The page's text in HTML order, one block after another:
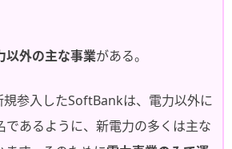
以外の主な事業がある。
参入したSoftBankは、電力以外に
であるように、新電力の多くは主な